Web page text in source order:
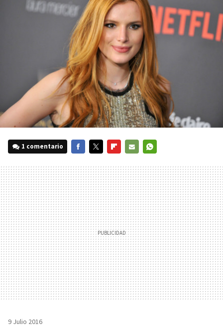
1 comentario
MAIL
9 Julio 2016